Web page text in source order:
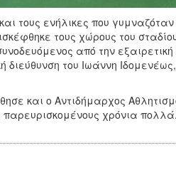
τους ενήλικες που γυμναζόταν
τους χώρους του
από την εξαιρετική
του Ιωάννη
και ο Αντιδήμαρχος
χρόνια πολλά.